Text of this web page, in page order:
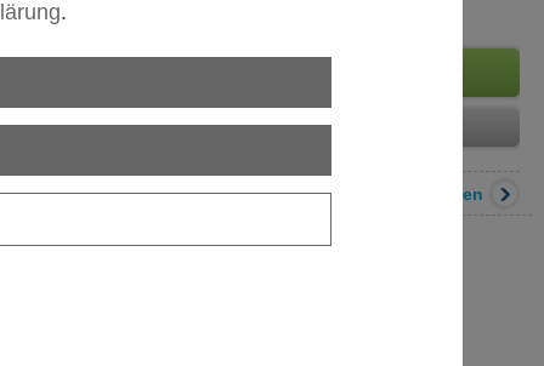
Sprache wählen
Verpackung, wie bei Klebe-Etiketten, an Klebebändern, im
oder anderen klebrigen Stoffen.
meisten Stoffen gegenüber.
.